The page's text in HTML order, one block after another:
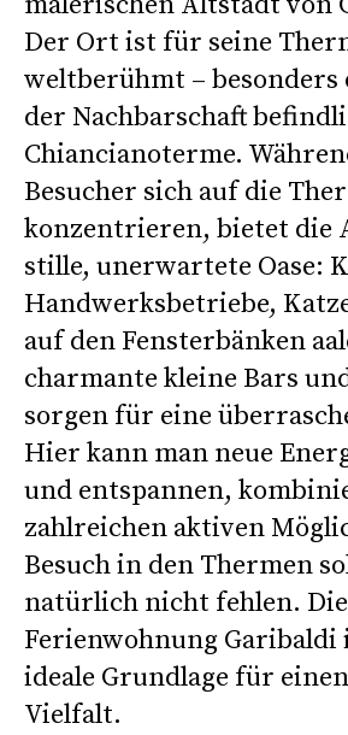
Der Ort ist für seine
weltberühmt –
der Nachbarschaft
Chiancianoterme.
Besucher sich auf die
konzentrieren, bietet die
stille, unerwartete Oase:
Handwerksbetriebe,
auf den Fensterbänken
charmante kleine Bars
sorgen für eine
Hier kann man neue
und entspannen,
zahlreichen aktiven
Besuch in den Thermen
natürlich nicht fehlen. Die
Ferienwohnung Garibaldi
ideale Grundlage für
Vielfalt.